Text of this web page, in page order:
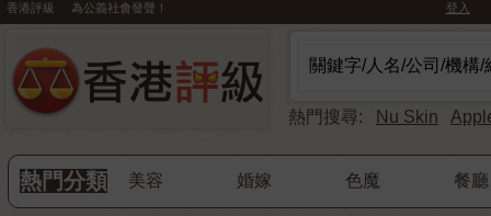
香港評級 為公義社會發聲！ 登入
熱門搜尋: Nu Skin
熱門分類 美容 婚嫁 色魔 餐廳